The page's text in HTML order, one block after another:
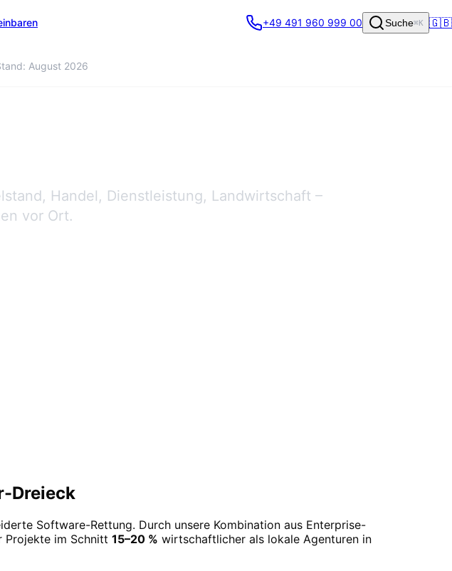
August 2026
+49 491 960 999 00 Suche⌘K 🇬🇧
Handel, Dienstleistung, Landwirtschaft –
vor Ort.
Dreieck
Software-Rettung. Durch unsere Kombination aus Enterprise-
Projekte im Schnitt 15–20 % wirtschaftlicher als lokale Agenturen in